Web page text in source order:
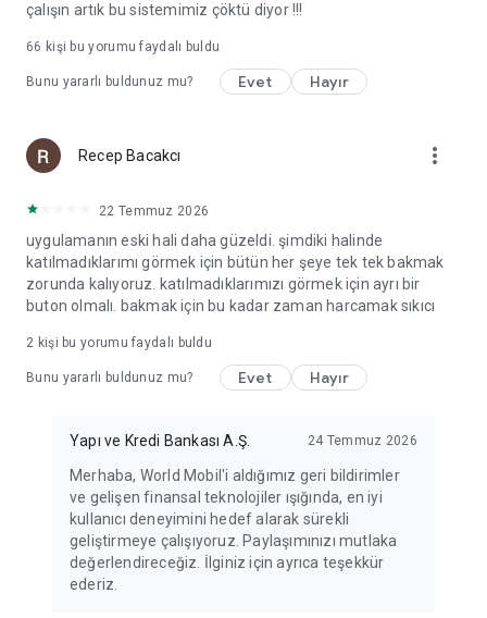
çalışın artık bu sistemimiz çöktü diyor !!!
66 kişi bu yorumu faydalı buldu
Bunu yararlı buldunuz mu? Evet Hayır
Recep Bacakcı more_vert
22 Temmuz 2026
uygulamanın eski hali daha güzeldi. şimdiki halinde
katılmadıklarımı görmek için bütün her şeye tek tek bakmak
zorunda kalıyoruz. katılmadıklarımızı görmek için ayrı bir
buton olmalı. bakmak için bu kadar zaman harcamak sıkıcı
2 kişi bu yorumu faydalı buldu
Bunu yararlı buldunuz mu? Evet Hayır
Yapı ve Kredi Bankası A.Ş. 24 Temmuz 2026
Merhaba, World Mobil'i aldığımız geri bildirimler
ve gelişen finansal teknolojiler ışığında, en iyi
kullanıcı deneyimini hedef alarak sürekli
geliştirmeye çalışıyoruz. Paylaşımınızı mutlaka
değerlendireceğiz. İlginiz için ayrıca teşekkür
ederiz.